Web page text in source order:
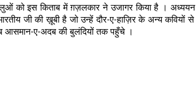
को इस किताब में ग़ज़लकार ने उजागर किया है ।
जी की ख़ूबी है जो उन्हें दौर-ए-हाज़िर के अन्य
आसमान-ए-अदब की बुलंदियों तक पहुँचे ।